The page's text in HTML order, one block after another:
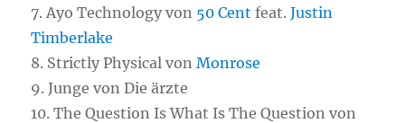
7. Ayo Technology von 50 Cent feat.Justin
Timberlake
8. Strictly Physical vonMonrose
9. Junge von Die ärzte
10. The Question Is What Is The Question von